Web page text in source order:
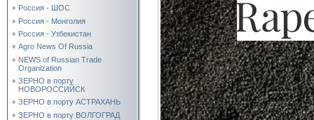
Россия - ШОС
Россия - Монголия
Россия - Узбекистан
Agro News Of Russia
NEWS of Russian Trade
Organization
ЗЕРНО в порту
НОВОРОССИЙСК
ЗЕРНО в порту АСТРАХАНЬ
ЗЕРНО в порту ВОЛГОГРАД